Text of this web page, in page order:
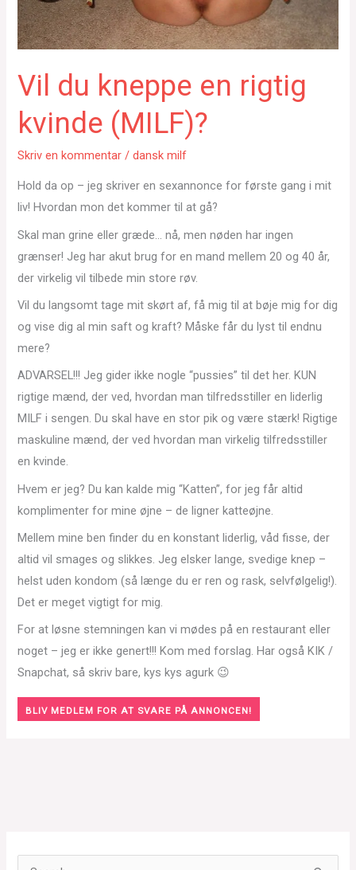
Vil du kneppe en rigtig
kvinde (MILF)?
Skriv en kommentar /dansk milf
Hold da op – jeg skriver en sexannonce for første gang i mit
liv! Hvordan mon det kommer til at gå?
Skal man grine eller græde… nå, men nøden har ingen
grænser! Jeg har akut brug for en mand mellem 20 og 40 år,
der virkelig vil tilbede min store røv.
Vil du langsomt tage mit skørt af, få mig til at bøje mig for dig
og vise dig al min saft og kraft? Måske får du lyst til endnu
mere?
ADVARSEL!!! Jeg gider ikke nogle “pussies” til det her. KUN
rigtige mænd, der ved, hvordan man tilfredsstiller en liderlig
MILF i sengen. Du skal have en stor pik og være stærk! Rigtige
maskuline mænd, der ved hvordan man virkelig tilfredsstiller
en kvinde.
Hvem er jeg? Du kan kalde mig “Katten”, for jeg får altid
komplimenter for mine øjne – de ligner katteøjne.
Mellem mine ben finder du en konstant liderlig, våd fisse, der
altid vil smages og slikkes. Jeg elsker lange, svedige knep –
helst uden kondom (så længe du er ren og rask, selvfølgelig!).
Det er meget vigtigt for mig.
For at løsne stemningen kan vi mødes på en restaurant eller
noget – jeg er ikke genert!!! Kom med forslag. Har også KIK /
Snapchat, så skriv bare, kys kys agurk 😉
BLIV MEDLEM FOR AT SVARE PÅ ANNONCEN!